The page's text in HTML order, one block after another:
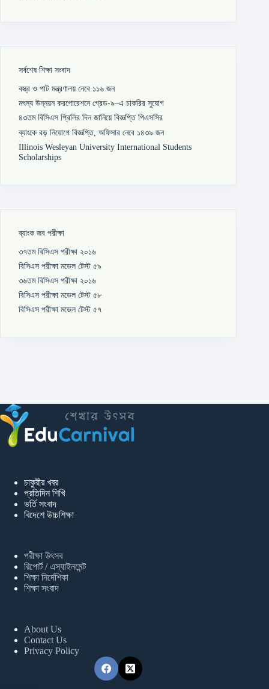
সর্বশেষ শিক্ষা সংবাদ
বস্ত্র ও পাট মন্ত্রণালয় নেবে ১১৬ জন
মৎস্য উন্নয়ন করপোরেশনে গ্রেড-৯–এ চাকরির সুযোগ
৪৩তম বিসিএস প্রিলির দিন জানিয়ে বিজ্ঞপ্তি পিএসসির
ব্যাংকে বড় নিয়োগে বিজ্ঞপ্তি, অফিসার নেবে ১৪৩৯ জন
Illinois Wesleyan University International Students
Scholarships
ব্যাংক জব পরীক্ষা
৩৭তম বিসিএস পরীক্ষা ২০১৬
বিসিএস পরীক্ষা মডেল টেস্ট ৫৯
৩৬তম বিসিএস পরীক্ষা ২০১৬
বিসিএস পরীক্ষা মডেল টেস্ট ৫৮
বিসিএস পরীক্ষা মডেল টেস্ট ৫৭
চাকুরীর খবর
প্রতিদিন শিখি
ভর্তি সংবাদ
বিদেশে উচ্চশিক্ষা
পরীক্ষা উৎসব
রিপোর্ট / এস্যাইনমেন্ট
শিক্ষা নির্দেশিকা
শিক্ষা সংবাদ
About Us
Contact Us
Privacy Policy